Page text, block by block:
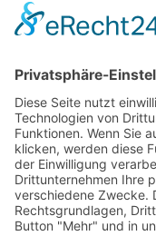
den Wortlaut zur
Kathryn aus den
begann, als die
100 Münchner
Erläuterung der
geschrieben,
gehört. Kathryn
Kenntnis – in
wonderful news.
might be related
when I started